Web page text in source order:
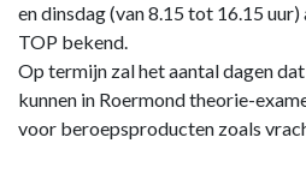
en dinsdag (van 8.15 tot 16.15
TOP bekend.
Op termijn zal het aantal dagen
kunnen in Roermond theorie-
voor beroepsproducten zoals